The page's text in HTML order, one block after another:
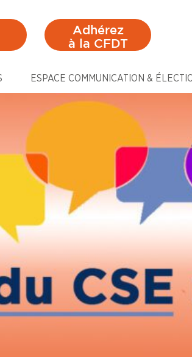
Adhérez
à la CFDT
ESPACE COMMUNICATION &